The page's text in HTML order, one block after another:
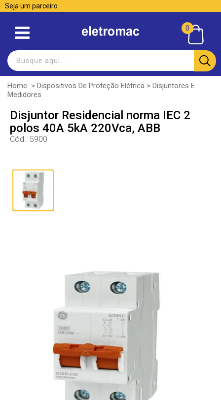
Seja um parceiro
0
Home > Dispositivos De Proteção Elétrica > Disjuntores E
Medidores
Disjuntor Residencial norma IEC 2
polos 40A 5kA 220Vca, ABB
Cód.: 5900